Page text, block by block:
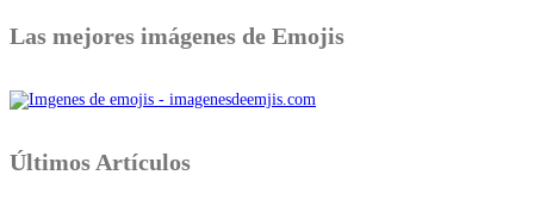
Las mejores imágenes de Emojis
Últimos Artículos